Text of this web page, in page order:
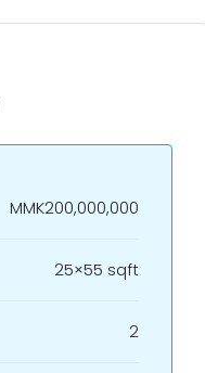
MMK200,000,000
25×55 sqft
2